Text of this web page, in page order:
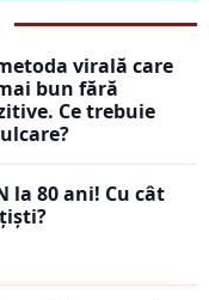
virală care
bun fără
Ce trebuie
la 80 ani! Cu cât